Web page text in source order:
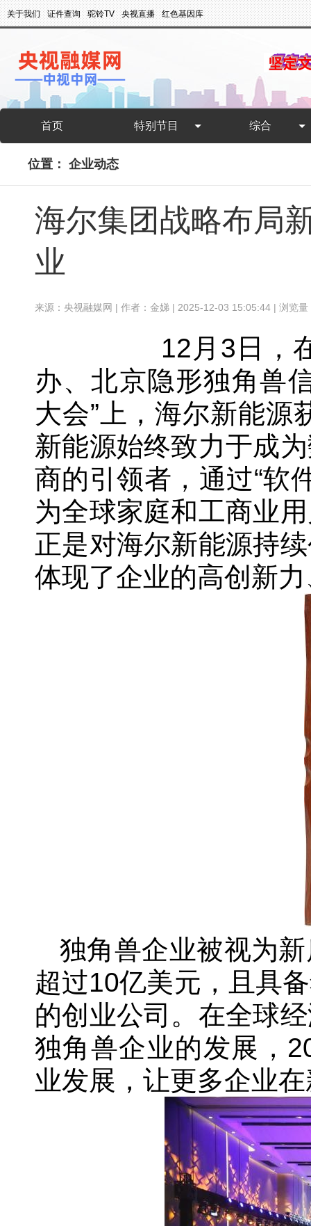
关于我们 证件查询 驼铃TV 央视直播 红色基因库
首页 特别节目 综合
位置： 企业动态
海尔集团战略布局
业
来源：央视融媒网 | 作者：金娣 | 2025-12-03 15:05:44 | 浏览量
12月3日，在
办、北京隐形独角兽
大会”上，海尔新能源
新能源始终致力于成
商的引领者，通过“软
为全球家庭和工商业
正是对海尔新能源持
体现了企业的高创新
独角兽企业被视为
超过10亿美元，且具
的创业公司。在全球
独角兽企业的发展，
业发展，让更多企业